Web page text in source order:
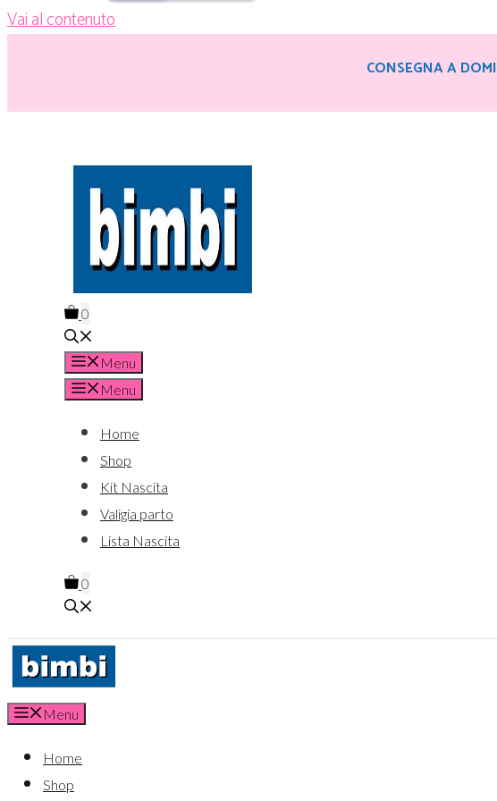
Vai al contenuto
CONSEGNA A
0
Menu
Menu
Home
Shop
Kit Nascita
Valigia parto
Lista Nascita
0
Menu
Home
Shop